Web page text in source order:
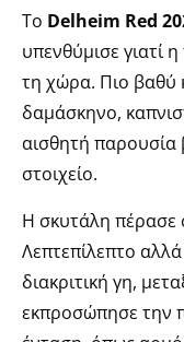
Το Delheim Red
υπενθύμισε γιατί
τη χώρα. Πιο βαθύ
δαμάσκηνο,
αισθητή παρουσία
στοιχείο.
Η σκυτάλη πέρασε
Λεπτεπίλεπτο
διακριτική γη,
εκπροσώπησε την